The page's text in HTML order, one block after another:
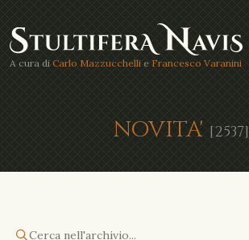
A cura di Carlo Mazzucchelli e Francesco Varanini
NOVITA' [2537]